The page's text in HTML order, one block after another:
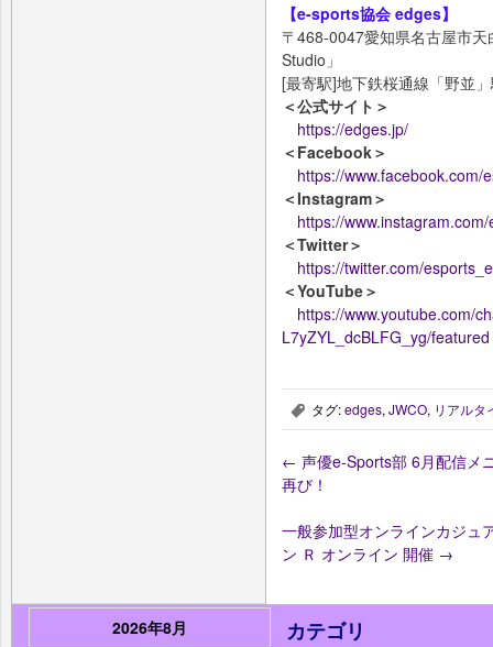
【e-sports協会 edges】
〒468-0047愛知県名古屋市
Studio」
[最寄駅]地下鉄桜通線「野並
＜公式サイト＞
https://edges.jp/
＜Facebook＞
https://www.facebook.com/
＜Instagram＞
https://
＜Twitter＞
https://twitter.com/
＜YouTube＞
https://www.youtube.com/
L7yZYL_dcBLFG_yg/featured
, タグ:edges, JWCO, リアルタ
← 声優e-Sports部 6月配信メ
再び！
一般参加型オンラインカジュ
ン Ｒ オンライン 開催 →
2026年8月
カテゴリ